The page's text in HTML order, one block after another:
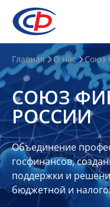
О
нас
О
СФР
Совет
Союза
Участники
Планы
Главная О нас Союз
СОЮЗ
РОССИИ
Объединение
госфинансов,
поддержки и
бюджетной и